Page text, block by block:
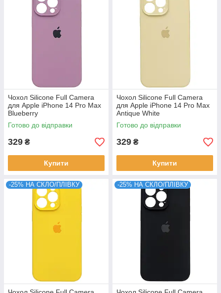
Чохол Silicone Full Camera
для Apple iPhone 14 Pro Max
Blueberry
Готово до відправки
329 ₴
Купити
Чохол Silicone Full Camera
для Apple iPhone 14 Pro Max
Antique White
Готово до відправки
329 ₴
Купити
-25% НА СКЛО/ПЛІВКУ -25% НА СКЛО/ПЛІВКУ